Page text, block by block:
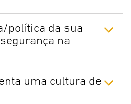
política da sua
na
uma cultura de